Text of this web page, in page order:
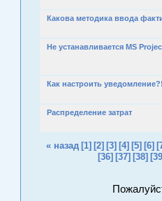
Какова методика ввода
Не устанавливается MS
Как настроить уведомление?!
Распределение затрат
« назад [1] [2] [3] [4] [5] [6]
[36] [37] [38]